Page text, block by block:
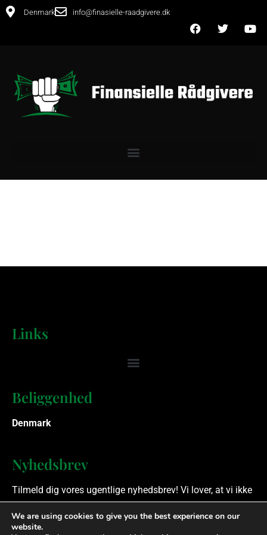
Denmark info@finasielle-raadgivere.dk
Links
Beliggenhed
Denmark
Nyhedsbrev
Tilmeld dig vores ugentlige nyhedsbrev! Vi lover, at vi ikke
spammer.
We are using cookies to give you the best experience on our
website.